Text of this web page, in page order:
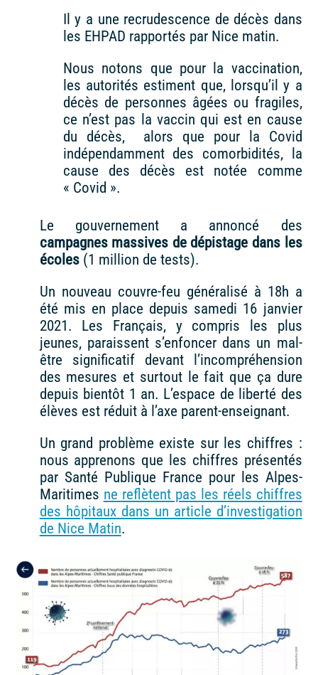
Il y a une recrudescence de décès dans
les EHPAD rapportés par Nice matin.
Nous notons que pour la vaccination,
les autorités estiment que, lorsqu’il y a
décès de personnes âgées ou fragiles,
ce n’est pas la vaccin qui est en cause
du décès, alors que pour la Covid
indépendamment des comorbidités, la
cause des décès est notée comme
« Covid ».
Le gouvernement a annoncé des
campagnes massives de dépistage dans les
écoles (1 million de tests).
Un nouveau couvre-feu généralisé à 18h a
été mis en place depuis samedi 16 janvier
2021. Les Français, y compris les plus
jeunes, paraissent s’enfoncer dans un mal-
être significatif devant l’incompréhension
des mesures et surtout le fait que ça dure
depuis bientôt 1 an. L’espace de liberté des
élèves est réduit à l’axe parent-enseignant.
Un grand problème existe sur les chiffres :
nous apprenons que les chiffres présentés
par Santé Publique France pour les Alpes-
Maritimes ne reflètent pas les réels chiffres
des hôpitaux dans un article d’investigation
de Nice Matin.